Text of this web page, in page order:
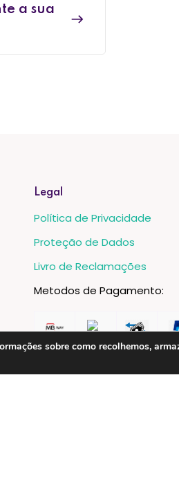
a sua
Legal
Política de Privacidade
Proteção de Dados
Livro de Reclamações
Metodos de Pagamento:
sobre como recolhemos,